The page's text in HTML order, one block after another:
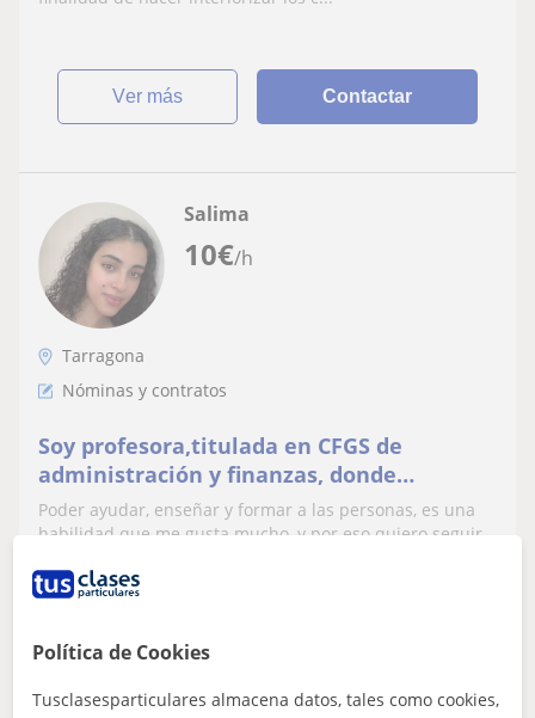
ver más Contactar
10€/h
Salima
Tarragona
Nóminas y contratos
Soy profesora,titulada en CFGS de
administración y finanzas, donde
desarrolle conocimientos en diversas
áreas como Recurso Humanos
Poder ayudar, enseñar y formar a las personas, es una
habilidad que me gusta mucho, y por eso quiero seguir
ver más
Política de Cookies
Tusclasesparticulares almacena datos, tales como cookies,